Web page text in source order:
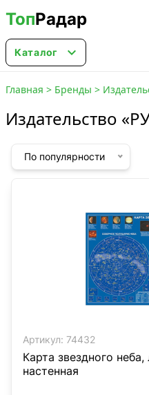
ТопРадар
Каталог 
Главная > Бренды >
Издательство
По популярности
Артикул: 74432
Карта звездного
настенная